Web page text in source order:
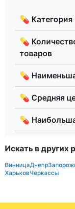
💊 Категория
💊
товаров
💊
💊 Средняя
💊
Искать в других
ВинницаДнепр
ХарьковЧеркассы